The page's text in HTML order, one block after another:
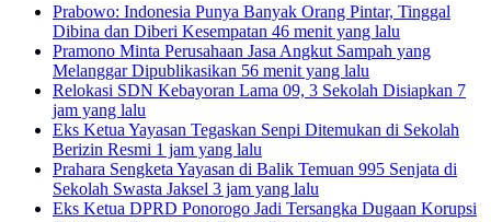
Prabowo: Indonesia Punya Banyak Orang Pintar, Tinggal
Dibina dan Diberi Kesempatan 46 menit yang lalu
Pramono Minta Perusahaan Jasa Angkut Sampah yang
Melanggar Dipublikasikan 56 menit yang lalu
Relokasi SDN Kebayoran Lama 09, 3 Sekolah Disiapkan 7
jam yang lalu
Eks Ketua Yayasan Tegaskan Senpi Ditemukan di Sekolah
Berizin Resmi 1 jam yang lalu
Prahara Sengketa Yayasan di Balik Temuan 995 Senjata di
Sekolah Swasta Jaksel 3 jam yang lalu
Eks Ketua DPRD Ponorogo Jadi Tersangka Dugaan Korupsi